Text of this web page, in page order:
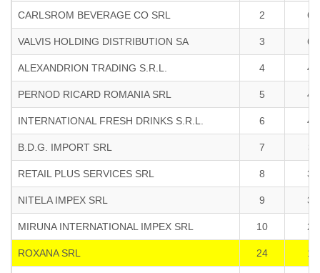
CARLSROM BEVERAGE CO SRL 2
VALVIS HOLDING DISTRIBUTION SA 3
ALEXANDRION TRADING S.R.L. 4
PERNOD RICARD ROMANIA SRL 5
INTERNATIONAL FRESH DRINKS S.R.L. 6
B.D.G. IMPORT SRL 7
RETAIL PLUS SERVICES SRL 8
NITELA IMPEX SRL 9
MIRUNA INTERNATIONAL IMPEX SRL 10
ROXANA SRL 24